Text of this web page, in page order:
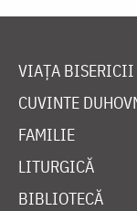
VIAȚA BISERICII
CUVINTE
FAMILIE
LITURGICĂ
BIBLIOTECĂ